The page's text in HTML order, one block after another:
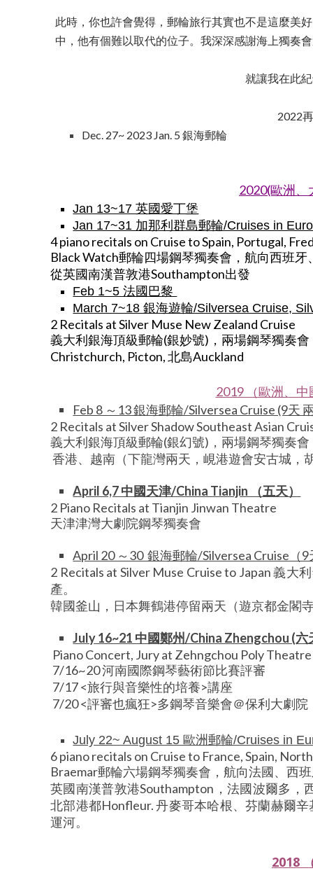
此時，你也許會覺得，郵輪旅行其實也不是這麼美
中，他有個難以取代的位子。我深深感謝海上獨奏
就讓我在此
2022
Dec. 27~ 2023 Jan. 5 銀海郵輪
2020(歐洲、
Jan 13~17 英國愛丁堡
Jan 17~31 加那利群島郵輪/Cruises in
4 piano recitals on Cruise to Spain, Portugal,
Black Watch郵輪四場鋼琴獨奏會，航向西班牙
從英國南漢普敦港Southampton出發
Feb 1~5 法國巴黎
March 7~18 銀海遊輪/Silversea Cruise,
2 Recitals at Silver Muse New Zealand Cruise
義大利銀海頂級郵輪(銀妙號)，兩場鋼琴獨奏
Christchurch, Picton, 北島Auckland
2019 （歐洲、
Feb 8 ～13 銀海郵輪/Silversea Cruise (9天
2 Recitals at Silver Shadow Southeast Asian
義大利銀海頂級郵輪(銀幻號)，兩場鋼琴獨奏會
香港、越南（下龍灣兩天，峴港遊會安古城，
April 6,7 中國天津/China Tianjin （五天）
2 Piano Recitals at Tianjin Jinwan Theatre
天津津灣大劇院鋼琴獨奏會
April 20 ～30 銀海郵輪/Silversea Cruise（
2 Recitals at Silver Muse Cruise to Japan義大
產。
韓國釜山，日本舞鶴港停留兩天（遊京都金閣
July 16~21 中國鄭州/China Zhengchou (
Piano Concert, Jury at Zehngchou Poly Theatre
7/16~20 河南國際鋼琴藝術節比賽評審
7/17 <旅行與音樂性的培養>講座
7/20 <評審也瘋狂>多鋼琴音樂會＠保利大劇院
July 22~ August 15 歐洲郵輪/Cruises in
6 piano recitals on Cruise to France, Spain,
Braemar郵輪六場鋼琴獨奏會，航向法國、西
英國南漢普敦港Southampton，法國波爾多，
北部港都Honfleur. 丹麥哥本哈根、芬蘭赫爾
運河。
2018